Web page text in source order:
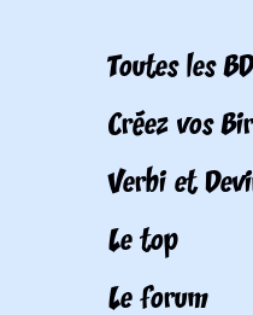
Toutes les
Créez vos
Verbi et
Le top
Le forum